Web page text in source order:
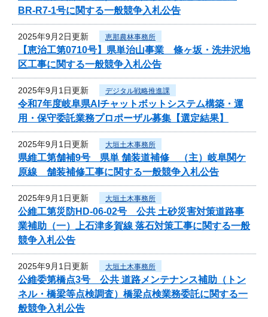
BR-R7-1号に関する一般競争入札公告
2025年9月2日更新 恵那農林事務所
【恵治工第0710号】県単治山事業 條ヶ坂・洗井沢地
区工事に関する一般競争入札公告
2025年9月1日更新 デジタル戦略推進課
令和7年度岐阜県AIチャットボットシステム構築・運
用・保守委託業務プロポーザル募集【選定結果】
2025年9月1日更新 大垣土木事務所
県維工第舗補9号 県単 舗装道補修 （主）岐阜関ケ
原線 舗装補修工事に関する一般競争入札公告
2025年9月1日更新 大垣土木事務所
公維工第災防HD-06-02号 公共 土砂災害対策道路事
業補助（一）上石津多賀線 落石対策工事に関する一般
競争入札公告
2025年9月1日更新 大垣土木事務所
公維委第橋点3号 公共 道路メンテナンス補助（トン
ネル・橋梁等点検調査）橋梁点検業務委託に関する一
般競争入札公告